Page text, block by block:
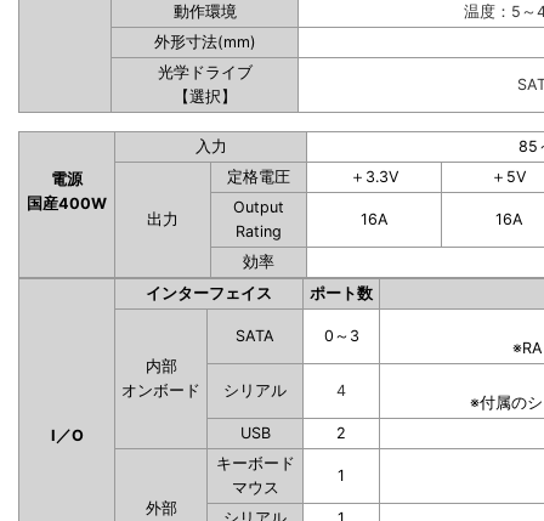
動作環境
温度：5～
外形寸法(mm)
光学ドライブ
【選択】
電源
国産400W
入力 85
出力
定格電圧 ＋3.3V
＋5V
Output
Rating
16A 16A
効率
I／O
インターフェイス ポート数
内部
オンボード
SATA 0～3
シリアル 4
※付属の
USB
2
外部
キーボード
マウス
1